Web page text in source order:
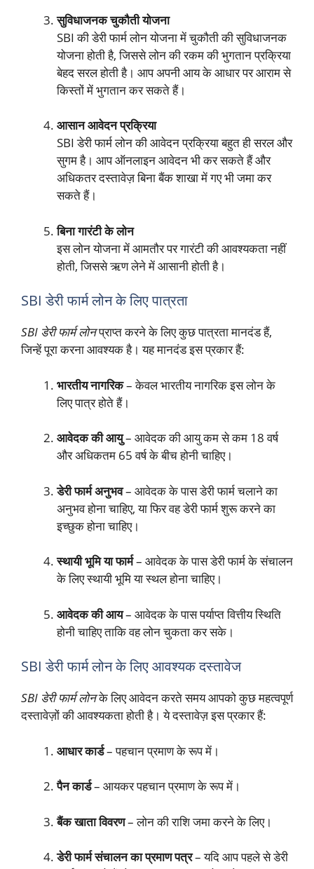
सुविधाजनक चुकौती योजना
SBI की डेरी फार्म लोन योजना में चुकौती की सुविधाजनक
योजना होती है, जिससे लोन की रकम की भुगतान प्रक्रिया
बेहद सरल होती है। आप अपनी आय के आधार पर आराम से
किस्तों में भुगतान कर सकते हैं।
आसान आवेदन प्रक्रिया
SBI डेरी फार्म लोन की आवेदन प्रक्रिया बहुत ही सरल और
सुगम है। आप ऑनलाइन आवेदन भी कर सकते हैं और
अधिकतर दस्तावेज़ बिना बैंक शाखा में गए भी जमा कर
सकते हैं।
बिना गारंटी के लोन
इस लोन योजना में आमतौर पर गारंटी की आवश्यकता नहीं
होती, जिससे ऋण लेने में आसानी होती है।
SBI डेरी फार्म लोन के लिए पात्रता
SBI डेरी फार्म लोनप्राप्त करने के लिए कुछ पात्रता मानदंड हैं,
जिन्हें पूरा करना आवश्यक है। यह मानदंड इस प्रकार हैं:
भारतीय नागरिक– केवल भारतीय नागरिक इस लोन के
लिए पात्र होते हैं।
आवेदक की आयु– आवेदक की आयु कम से कम 18 वर्ष
और अधिकतम 65 वर्ष के बीच होनी चाहिए।
डेरी फार्म अनुभव– आवेदक के पास डेरी फार्म चलाने का
अनुभव होना चाहिए, या फिर वह डेरी फार्म शुरू करने का
इच्छुक होना चाहिए।
स्थायी भूमि या फार्म– आवेदक के पास डेरी फार्म के संचालन
के लिए स्थायी भूमि या स्थल होना चाहिए।
आवेदक की आय– आवेदक के पास पर्याप्त वित्तीय स्थिति
होनी चाहिए ताकि वह लोन चुकता कर सके।
SBI डेरी फार्म लोन के लिए आवश्यक दस्तावेज
SBI डेरी फार्म लोनके लिए आवेदन करते समय आपको कुछ महत्वपूर्ण
दस्तावेज़ों की आवश्यकता होती है। ये दस्तावेज़ इस प्रकार हैं:
आधार कार्ड– पहचान प्रमाण के रूप में।
पैन कार्ड– आयकर पहचान प्रमाण के रूप में।
बैंक खाता विवरण– लोन की राशि जमा करने के लिए।
डेरी फार्म संचालन का प्रमाण पत्र– यदि आप पहले से डेरी